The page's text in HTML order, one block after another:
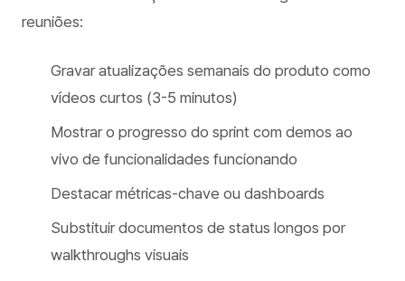
reuniões:
Gravar atualizações semanais do produto como
vídeos curtos (3-5 minutos)
Mostrar o progresso do sprint com demos ao
vivo de funcionalidades funcionando
Destacar métricas-chave ou dashboards
Substituir documentos de status longos por
walkthroughs visuais